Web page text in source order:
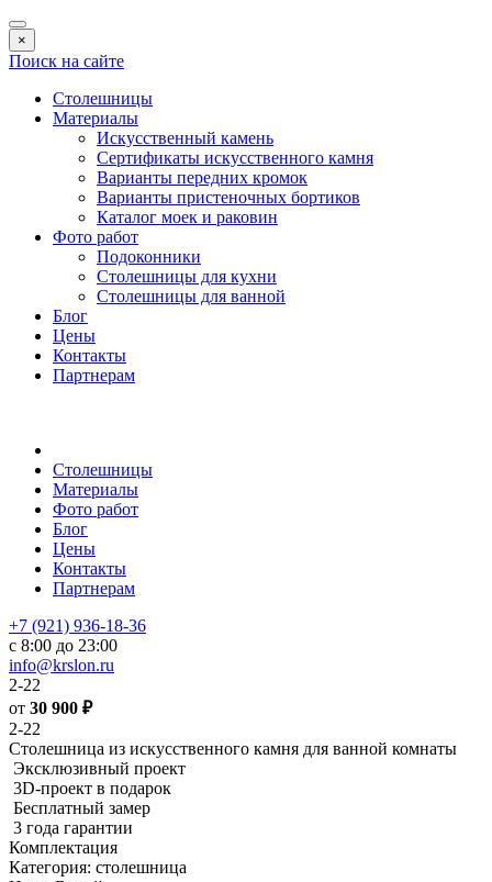
×
Поиск на сайте
Столешницы
Материалы
Искусственный камень
Сертификаты искусственного камня
Варианты передних кромок
Варианты пристеночных бортиков
Каталог моек и раковин
Фото работ
Подоконники
Столешницы для кухни
Столешницы для ванной
Блог
Цены
Контакты
Партнерам
Столешницы
Материалы
Фото работ
Блог
Цены
Контакты
Партнерам
+7 (921) 936-18-36
с 8:00 до 23:00
info@krslon.ru
2-22
от 30 900 ₽
2-22
Столешница из искусственного камня для ванной комнаты
Эксклюзивный проект
3D-проект в подарок
Бесплатный замер
3 года гарантии
Комплектация
Категория: столешница